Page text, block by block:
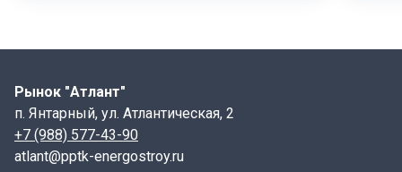
(2,70х1,35х0,18) с/о 700, ТПР 901-09-11.84
П – плита используется для накрытия круглых
колодцев;
24 – порядковый индекс типоразмера ж/б
изделия;
Рынок "Атлант"
п. Янтарный, ул. Атлантическая, 2
+7 (988) 577-43-90
atlant@pptk-energostroy.ru